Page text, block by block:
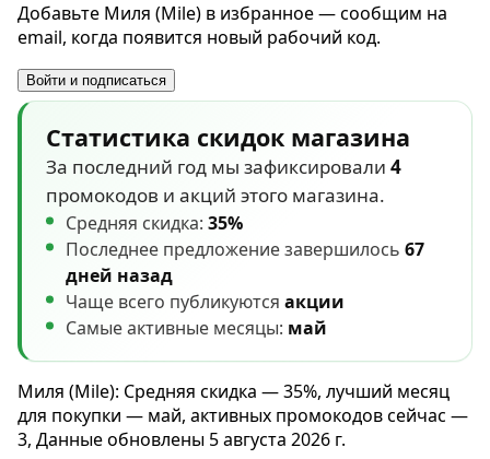
Добавьте Миля (Mile) в избранное — сообщим на
email, когда появится новый рабочий код.
Войти и подписаться
Статистика скидок магазина
За последний год мы зафиксировали 4
промокодов и акций этого магазина.
Средняя скидка: 35%
Последнее предложение завершилось 67
дней назад
Чаще всего публикуются акции
Самые активные месяцы: май
Миля (Mile): Средняя скидка — 35%, лучший месяц
для покупки — май, активных промокодов сейчас —
3, Данные обновлены 5 августа 2026 г.